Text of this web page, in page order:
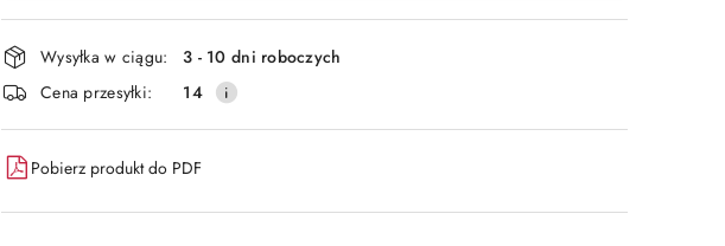
płatność
i
dostawa
Wysyłka w ciągu:
3 - 10 dni roboczych
Cena przesyłki:
14
Pobierz produkt do PDF